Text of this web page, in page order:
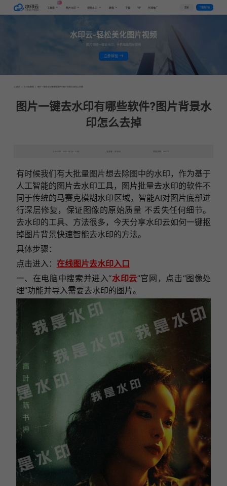
工具集 图片水印 视频水印 教程 下载 VIP 代理推广 登录 下载客户端
水印云-轻松美化图片视频
图片视频一键去水印，手机电脑均可使用
立即体验
首页 > 水印云教程 > 图片一键去水印有哪些软件?图片背景水印怎么去掉
图片一键去水印有哪些软件?图片背景水
印怎么去掉
发布日期：2023-04-04 15:05 发表者：去水印 浏览次数：8627次
有时候我们有大批量图片想去除图中的水印，作为基于
人工智能的图片去水印工具，图片批量去水印的软件不
同于传统的马赛克模糊水印区域，智能AI对图片底部进
行深层修复，保证图像的原始质量 不丢失任何细节。
去水印的工具、方法很多，今天分享水印云如何一键抠
掉图片背景快速智能去水印的方法。
具体步骤：
点击进入： 在线图片去水印入口
一、在电脑中搜索并进入“水印云”官网，点击“图像处
理”功能并导入需要去水印的图片。